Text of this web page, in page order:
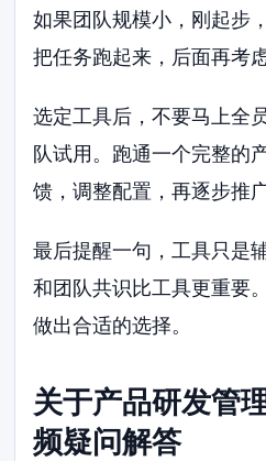
如果团队规模小，刚起步
把任务跑起来，后面再考
选定工具后，不要马上全
队试用。跑通一个完整的
馈，调整配置，再逐步推广
最后提醒一句，工具只是
和团队共识比工具更重要
做出合适的选择。
关于产品研发管
频疑问解答